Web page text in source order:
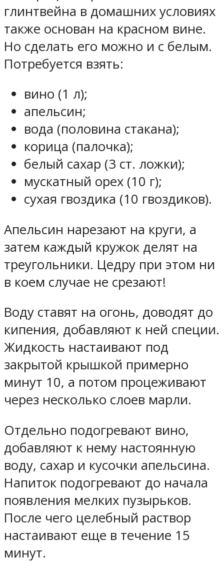
глинтвейна в домашних условиях
также основан на красном вине.
Но сделать его можно и с белым.
Потребуется взять:
вино (1 л);
апельсин;
вода (половина стакана);
корица (палочка);
белый сахар (3 ст. ложки);
мускатный орех (10 г);
сухая гвоздика (10 гвоздиков).
Апельсин нарезают на круги, а
затем каждый кружок делят на
треугольники. Цедру при этом ни
в коем случае не срезают!
Воду ставят на огонь, доводят до
кипения, добавляют к ней специи.
Жидкость настаивают под
закрытой крышкой примерно
минут 10, а потом процеживают
через несколько слоев марли.
Отдельно подогревают вино,
добавляют к нему настоянную
воду, сахар и кусочки апельсина.
Напиток подогревают до начала
появления мелких пузырьков.
После чего целебный раствор
настаивают еще в течение 15
минут.